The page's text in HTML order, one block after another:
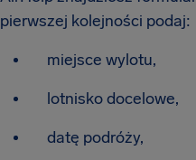
pierwszej kolejności podaj:
miejsce wylotu,
lotnisko docelowe,
datę podróży,